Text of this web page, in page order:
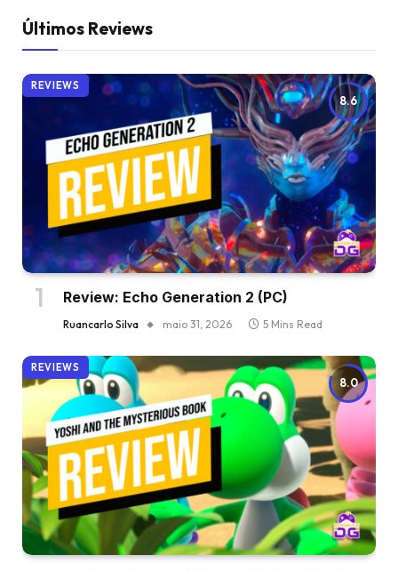
Últimos Reviews
8.6
REVIEWS
Review: Echo Generation 2 (PC)
Ruancarlo Silva maio 31, 2026 5 Mins Read
8.0
REVIEWS